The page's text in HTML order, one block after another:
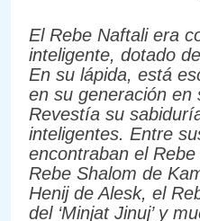
El Rebe Naftali era
inteligente, dotado
En su lápida, está
en su generación en
Revestía su
inteligentes. Entre
encontraban el
Rebe Shalom de
Henij de Alesk, el
del ‘Minjat Jinuj’ y